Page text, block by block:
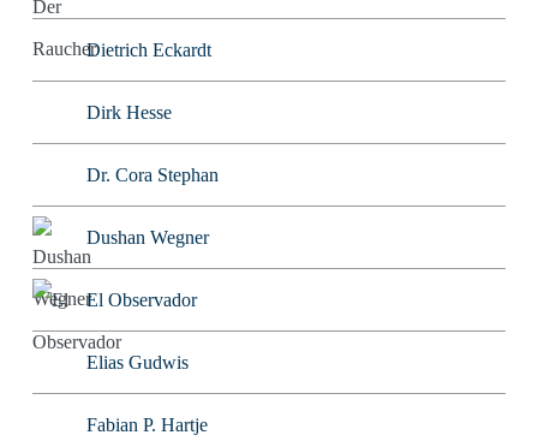
Dietrich Eckardt
Dirk Hesse
Dr. Cora Stephan
Dushan Wegner
El Observador
Elias Gudwis
Fabian P. Hartje